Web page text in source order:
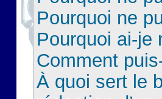
Pourquoi ne
Pourquoi ai-je
Comment
À quoi sert le